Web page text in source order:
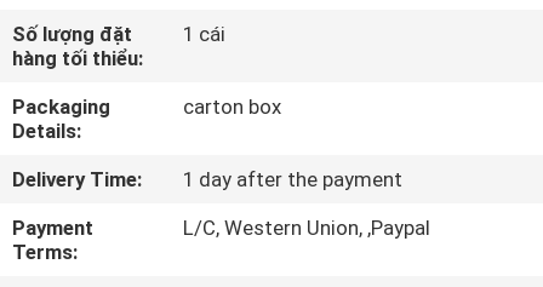
VỀ
TÔI
Số lượng đặt
hàng tối thiểu:
1 cái
Packaging
Details:
carton box
Delivery Time:
1 day after the payment
Payment
Terms:
L/C, Western Union, ,Paypal